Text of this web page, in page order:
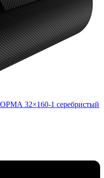
32×160-1 серебристый